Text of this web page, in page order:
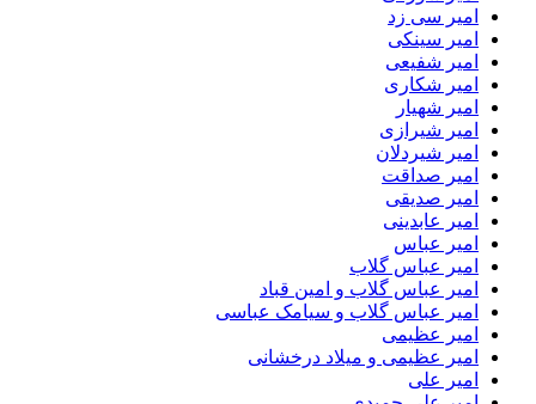
امیر سی زد
امیر سینکی
امیر شفیعی
امیر شکاری
امیر شهیار
امیر شیرازی
امیر شیردلان
امیر صداقت
امیر صدیقی
امیر عابدینی
امیر عباس
امیر عباس گلاب
امیر عباس گلاب و امین قباد
امیر عباس گلاب و سیامک عباسی
امیر عظیمی
امیر عظیمی و میلاد درخشانی
امیر علی